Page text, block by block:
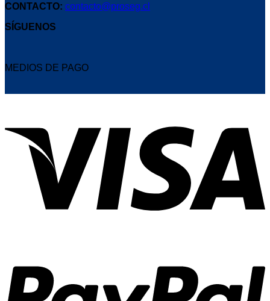
CONTACTO: contacto@proseg.cl
SÍGUENOS
MEDIOS DE PAGO